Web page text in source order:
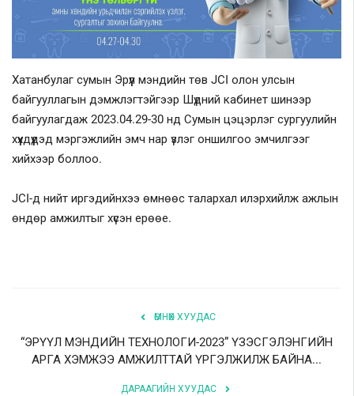
Шилэн данс
Авлига-110
Хатанбулаг сумын Эрүүл мэндийн төв JCI олон улсын
байгууллагын дэмжлэгтэйгээр Шүдний кабинет шинээр
байгуулагдаж 2023.04.29-30 нд Сумын цэцэрлэг сургуулийн
хүүхдүүдэд мэргэжлийн эмч нар үзлэг оншилгоо эмчилгээг
хийхээр боллоо.
JCI-д нийт иргэдийнхээ өмнөөс талархал илэрхийлж ажлын
өндөр амжилтыг хүсэн ерөөе.
ӨМНӨХ ХУУДАС
“ЭРҮҮЛ МЭНДИЙН ТЕХНОЛОГИ-2023” ҮЗЭСГЭЛЭНГИЙН
АРГА ХЭМЖЭЭ АМЖИЛТТАЙ ҮРГЭЛЖИЛЖ БАЙНА...
ДАРААГИЙН ХУУДАС